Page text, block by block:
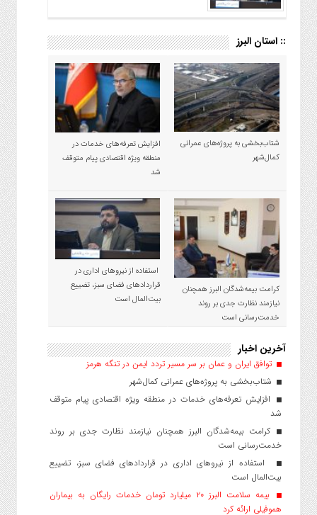
:: استان البرز
شتاب‌بخشی به پروژه‌های عمرانی
کمال‌شهر
افزایش تعرفه‌های خدمات در
منطقه ویژه اقتصادی پیام متوقف
شد
کرامت بیمه‌شدگان البرز همچنان
نیازمند نظارت جدی بر روند
خدمت‌رسانی است
استفاده از نیروهای اداری در
قراردادهای فضای سبز، تضییع
بیت‌المال است
آخرین اخبار
توافق ایران و عمان بر سر مسیر تردد ایمن در تنگه هرمز
شتاب‌بخشی به پروژه‌های عمرانی کمال‌شهر
افزایش تعرفه‌های خدمات در منطقه ویژه اقتصادی پیام متوقف
شد
کرامت بیمه‌شدگان البرز همچنان نیازمند نظارت جدی بر روند
خدمت‌رسانی است
استفاده از نیروهای اداری در قراردادهای فضای سبز، تضییع
بیت‌المال است
بیمه سلامت البرز ۲۰ میلیارد تومان خدمات رایگان به بیماران
هموفیلی ارائه کرد